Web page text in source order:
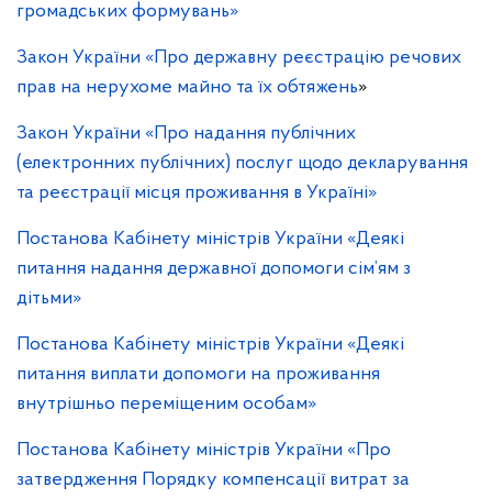
громадських формувань»
Закон України «Про державну реєстрацію речових
прав на нерухоме майно та їх обтяжень»
Закон України «Про надання публічних
(електронних публічних) послуг щодо декларування
та реєстрації місця проживання в Україні»
Постанова Кабінету міністрів України «Деякі
питання надання державної допомоги сім’ям з
дітьми»
Постанова Кабінету міністрів України «Деякі
питання виплати допомоги на проживання
внутрішньо переміщеним особам»
Постанова Кабінету міністрів України «Про
затвердження Порядку компенсації витрат за